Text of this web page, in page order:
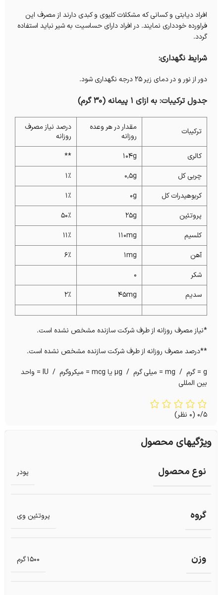
افراد دیابتی و کسانی که مشکلات کلیوی و کبدی دارند از مصرف این
فراورده خودداری نمایند. در افراد دارای حساسیت به شیر نباید استفاده
گردد.
شرایط نگهداری:
دور از نور و در دمای زیر ۲۵ درجه نگهداری شود.
جدول ترکیبات: به ازای 1 پيمانه (30 گرم)
ترکیبات
مقدار در هر وعده
روزانه
درصد نیاز مصرف
روزانه
کالری
104g
**
چربی کل
۰,۵g
۱%
کربوهیدرات کل
0g
۱%
پروتئین
۲۵g
۵۰%
کلسیم
۱۱۰mg
۱۱%
آهن
۱mg
6%
شکر
۰
سدیم
۴۵mg ۲%
*نیاز مصرف روزانه از طرف شرکت سازنده مشخص نشده است.
**درصد مصرف روزانه از طرف شرکت سازنده مشخص نشده است.
g = گرم / mg = میلی گرم / µg یا mcg = میکروگرم / IU = واحد
بین المللی
0/5 (0 نظر)
ویژگیهای محصول
نوع محصول پودر
گروه پروتئین وی
وزن 1500 گرم